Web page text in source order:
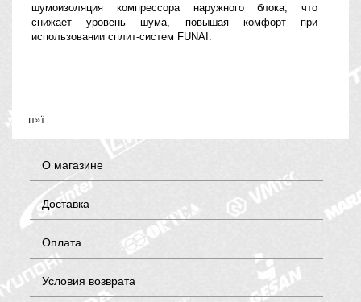
шумоизоляция компрессора наружного блока, что
снижает уровень шума, повышая комфорт при
использовании сплит-систем FUNAI.
п»ї
О магазине
Доставка
Оплата
Условия возврата